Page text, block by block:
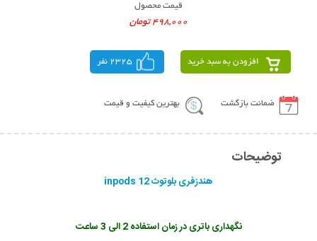
قیمت محصول
498,000 تومان
افزودن به سبد خرید 2325 نفر
ضمانت بازگشت بهترین کیفیت و قیمت
توضیحات
هندزفری بلوتوث inpods 12
نگهداری باتری در زمان استفاده 2 الی 3 ساعت